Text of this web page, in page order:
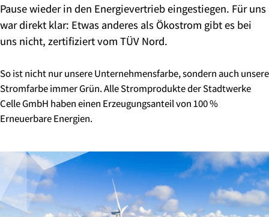
Pause wieder in den Energievertrieb eingestiegen. Für uns
war direkt klar: Etwas anderes als Ökostrom gibt es bei
uns nicht, zertifiziert vom TÜV Nord.
So ist nicht nur unsere Unternehmensfarbe, sondern auch unsere
Stromfarbe immer Grün. Alle Stromprodukte der Stadtwerke
Celle GmbH haben einen Erzeugungsanteil von 100 %
Erneuerbare Energien.